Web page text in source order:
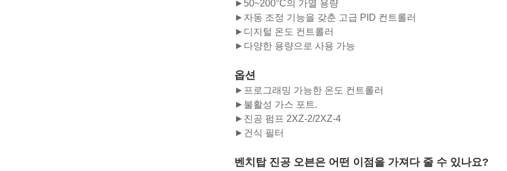
►50~200°C의 가열 용량
►자동 조정 기능을 갖춘 고급 PID 컨트롤러
►디지털 온도 컨트롤러
►다양한 용량으로 사용 가능
옵션
►프로그래밍 가능한 온도 컨트롤러
►불활성 가스 포트.
►진공 펌프 2XZ-2/2XZ-4
►건식 필터
벤치탑 진공 오븐은 어떤 이점을 가져다 줄 수 있나요?